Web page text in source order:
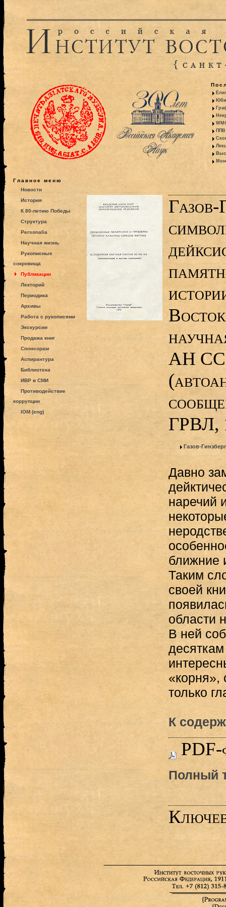
ППВ
Главное меню
Новости
История
К 80-летию Победы
Структура
Personalia
Научная жизнь
Рукописные
сокровища
Публикации
Лекторий
Периодика
Архивы
Работа с рукописями
Экскурсии
Продажа книг
Спонсорам
Аспирантура
Библиотека
ИВР в СМИ
Противодействие
коррупции
IOM (eng)
АН
ГРВЛ,
Газов-
Давно
наречий
ближние
Таким
своей
области
В ней
«корня»,
только
К
PDF-
Полный